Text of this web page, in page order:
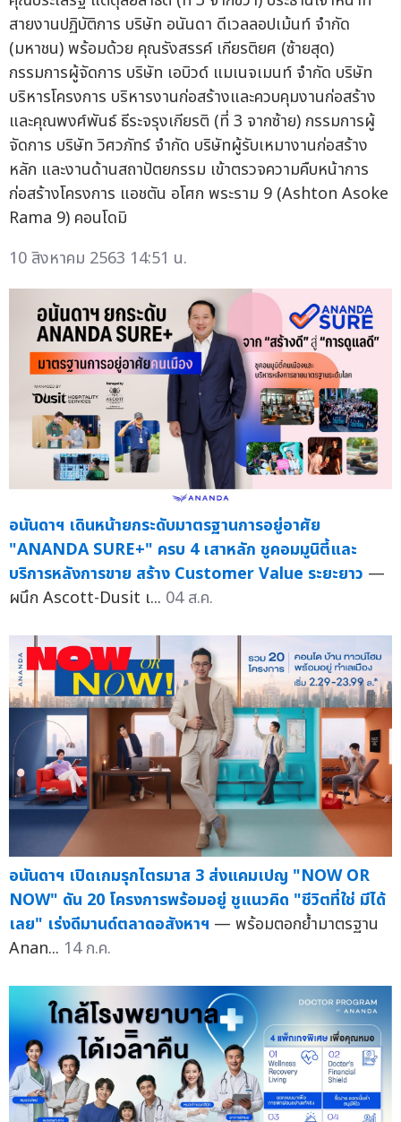
สายงานปฏิบัติการ บริษัท อนันดา ดีเวลลอปเม้นท์ จำกัด
(มหาชน) พร้อมด้วย คุณรังสรรค์ เกียรติยศ (ซ้ายสุด)
กรรมการผู้จัดการ บริษัท เอบิวด์ แมเนจเมนท์ จำกัด บริษัท
บริหารโครงการ บริหารงานก่อสร้างและควบคุมงานก่อสร้าง
และคุณพงศ์พันธ์ ธีระจรุงเกียรติ (ที่ 3 จากซ้าย) กรรมการผู้
จัดการ บริษัท วิศวภัทร์ จำกัด บริษัทผู้รับเหมางานก่อสร้าง
หลัก และงานด้านสถาปัตยกรรม เข้าตรวจความคืบหน้าการ
ก่อสร้างโครงการ แอชตัน อโศก พระราม 9 (Ashton Asoke
Rama 9) คอนโดมิ
10 สิงหาคม 2563 14:51 น.
อนันดาฯ เดินหน้ายกระดับมาตรฐานการอยู่อาศัย
"ANANDA SURE+" ครบ 4 เสาหลัก ชูคอมมูนิตี้และ
บริการหลังการขาย สร้าง Customer Value ระยะยาว —
ผนึก Ascott-Dusit เ... 04 ส.ค.
อนันดาฯ เปิดเกมรุกไตรมาส 3 ส่งแคมเปญ "NOW OR
NOW" ดัน 20 โครงการพร้อมอยู่ ชูแนวคิด "ชีวิตที่ใช่ มีได้
เลย" เร่งดีมานด์ตลาดอสังหาฯ — พร้อมตอกย้ำมาตรฐาน
Anan... 14 ก.ค.